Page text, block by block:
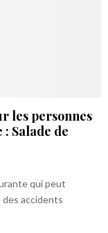
les personnes
Salade de
qui peut
accidents